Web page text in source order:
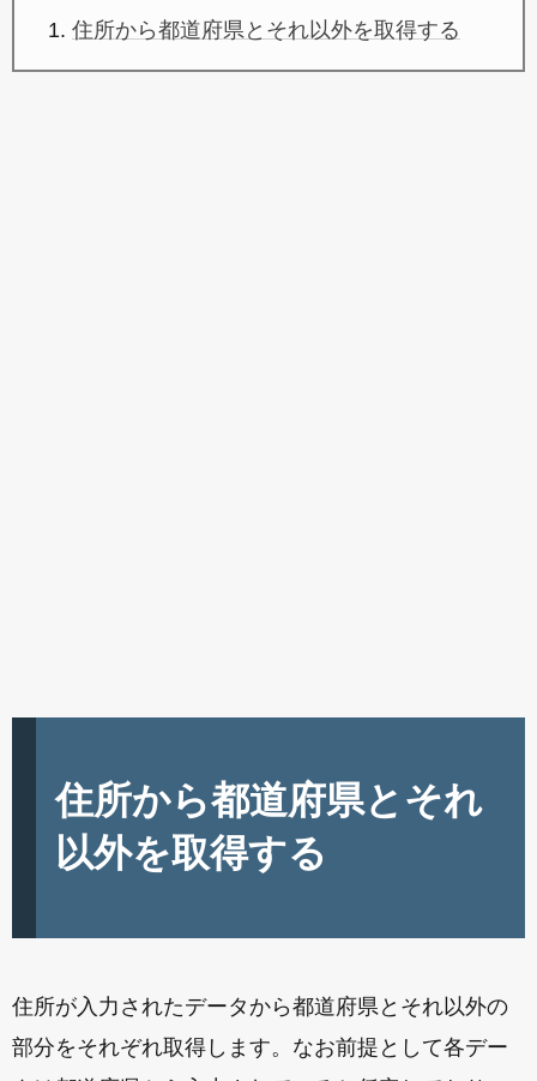
住所から都道府県とそれ以外を取得する
住所から都道府県とそれ
以外を取得する
住所が入力されたデータから都道府県とそれ以外の
部分をそれぞれ取得します。なお前提として各デー